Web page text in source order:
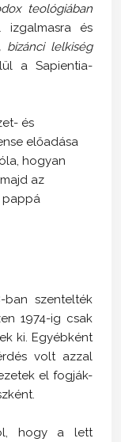
teológiában
izgalmasra és
lelkiség
a Sapientia-
és
előadása
hogyan
az
pappá
ban szentelték
1974-ig csak
ki. Egyébként
volt azzal
el fogják-
hogy a lett